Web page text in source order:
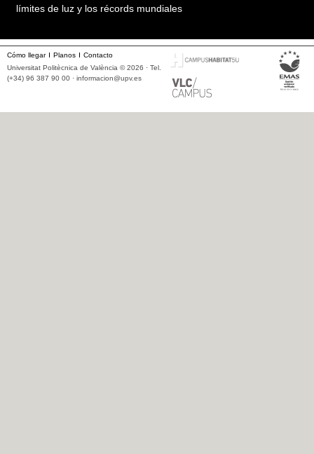
límites de luz y los récords mundiales
Cómo llegar Planos
Contacto
Universitat Politècnica de València © 2026 · Tel.
(+34) 96 387 90 00 · informacion@upv.es